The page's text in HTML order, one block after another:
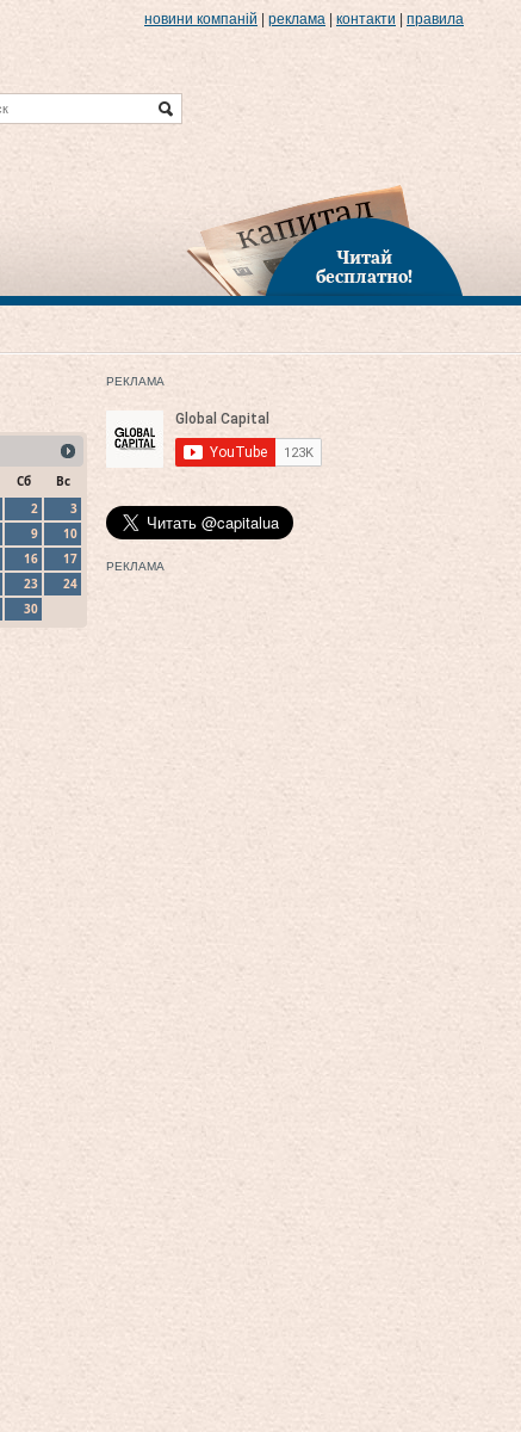
новини компаній реклама контакти правила
Читай
бесплатно!
Сб
Вс
2
3
9
10
16
17
23
24
30
РЕКЛАМА
РЕКЛАМА